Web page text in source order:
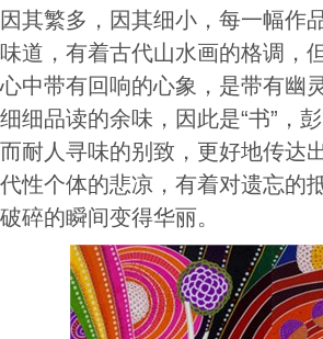
因其繁多，因其细小，每一幅作
味道，有着古代山水画的格调，
心中带有回响的心象，是带有幽
细细品读的余味，因此是“书”，
而耐人寻味的别致，更好地传达
代性个体的悲凉，有着对遗忘的
破碎的瞬间变得华丽。